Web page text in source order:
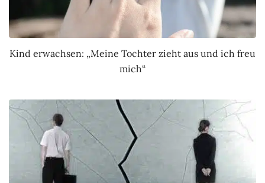
Kind erwachsen: „Meine Tochter zieht aus und ich freu
mich“